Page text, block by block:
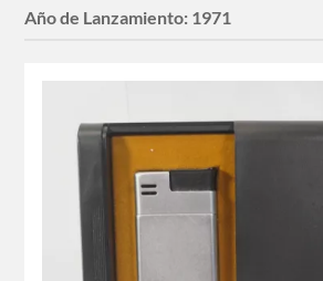
Año de Lanzamiento: 1971